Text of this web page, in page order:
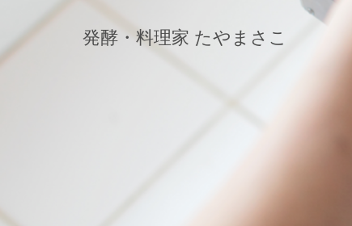
テ
発酵・料理家 たやまさこ